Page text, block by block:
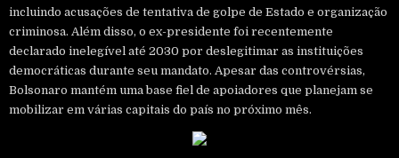
incluindo acusações de tentativa de golpe de Estado e organização
criminosa. Além disso, o ex-presidente foi recentemente
declarado inelegível até 2030 por deslegitimar as instituições
democráticas durante seu mandato. Apesar das controvérsias,
Bolsonaro mantém uma base fiel de apoiadores que planejam se
mobilizar em várias capitais do país no próximo mês.